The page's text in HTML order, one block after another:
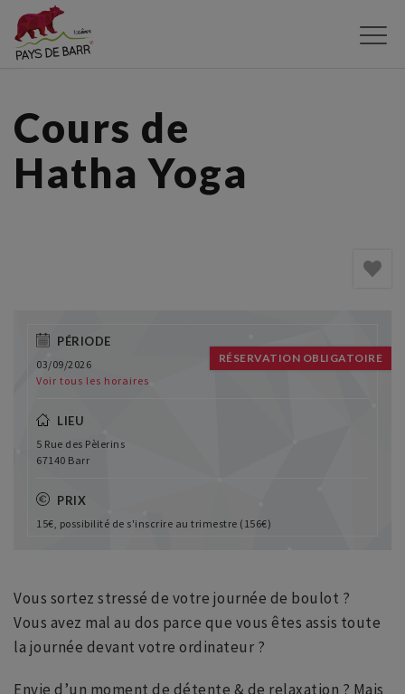
Cours de
Hatha Yoga
RÉSERVATION OBLIGATOIRE
PÉRIODE
03/09/2026
Voir tous les horaires
LIEU
5 Rue des Pèlerins
67140 Barr
PRIX
15€, possibilité de s'inscrire au trimestre (156€)
Vous sortez stressé de votre journée de boulot ?
Vous avez mal au dos parce que vous êtes assis toute
la journée devant votre ordinateur ?
Envie d’un moment de détente & de relaxation ? Mais